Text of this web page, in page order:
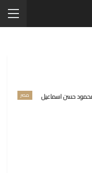
مصر حسن اسماعيل